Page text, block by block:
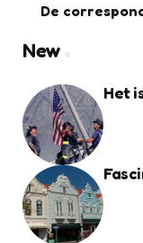
De
New
Het